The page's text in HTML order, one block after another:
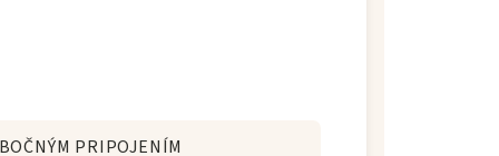
PRIPOJENÍM